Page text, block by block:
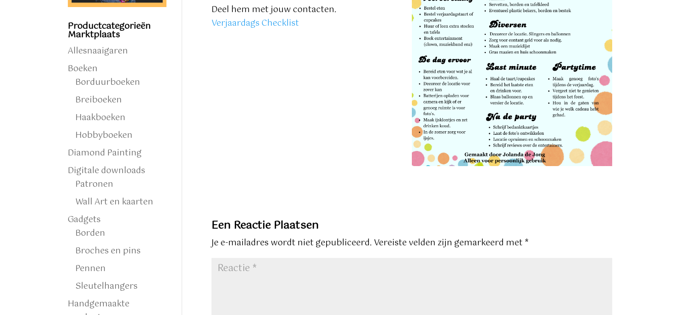
Deel hem met jouw contacten.
Verjaardags Checklist
Een Reactie Plaatsen
Je e-mailadres wordt niet gepubliceerd. Vereiste velden zijn gemarkeerd met *
Productcategorieën
Marktplaats
Allesnaaigaren
Boeken
Borduurboeken
Breiboeken
Haakboeken
Hobbyboeken
Diamond Painting
Digitale downloads
Patronen
Wall Art en kaarten
Gadgets
Borden
Broches en pins
Pennen
Sleutelhangers
Handgemaakte